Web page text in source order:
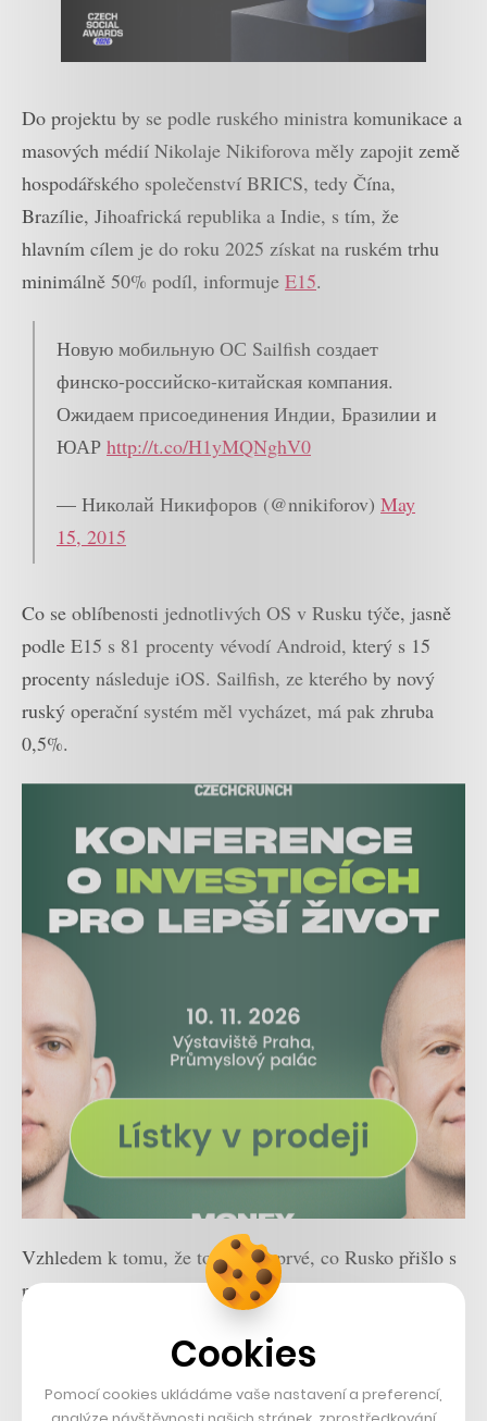
Do projektu by se podle ruského ministra komunikace a
masových médií Nikolaje Nikiforova měly zapojit země
hospodářského společenství BRICS, tedy Čína,
Brazílie, Jihoafrická republika a Indie, s tím, že
hlavním cílem je do roku 2025 získat na ruském trhu
minimálně 50% podíl, informuje E15.
Новую мобильную ОС Sailfish создает
финско-российско-китайская компания.
Ожидаем присоединения Индии, Бразилии и
ЮАР http://t.co/H1yMQNghV0
— Николай Никифоров (@nnikiforov) May
15, 2015
Co se oblíbenosti jednotlivých OS v Rusku týče, jasně
podle E15 s 81 procenty vévodí Android, který s 15
procenty následuje iOS. Sailfish, ze kterého by nový
ruský operační systém měl vycházet, má pak zhruba
0,5%.
Vzhledem k tomu, že to není poprvé, co Rusko přišlo s
podobnými plány, bude ale v tomto případě
nejrozumnější si počkat až na finální výsledek…
Cookies
Pomocí cookies ukládáme vaše nastavení a preferencí,